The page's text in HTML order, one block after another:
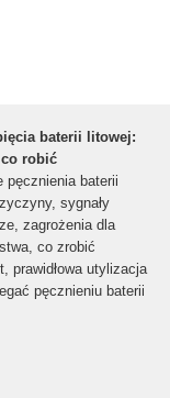
baterii litowej:
robić
pęcznienia baterii
sygnały
zagrożenia dla
co zrobić
prawidłowa utylizacja
pęcznieniu baterii